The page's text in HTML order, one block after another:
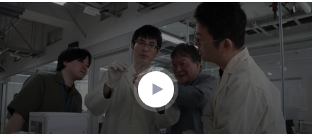
seconds
1
minute,
seconds